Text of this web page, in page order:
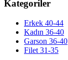
Kategoriler
Erkek 40-44
Kadın 36-40
Garson 36-40
Filet 31-35